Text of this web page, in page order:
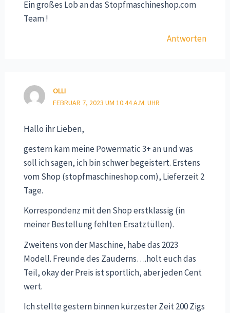
Ein großes Lob an das Stopfmaschineshop.com
Team !
Antworten
OLLI
FEBRUAR 7, 2023 UM 10:44 A.M. UHR
Hallo ihr Lieben,
gestern kam meine Powermatic 3+ an und was
soll ich sagen, ich bin schwer begeistert. Erstens
vom Shop (stopfmaschineshop.com), Lieferzeit 2
Tage.
Korrespondenz mit den Shop erstklassig (in
meiner Bestellung fehlten Ersatztüllen).
Zweitens von der Maschine, habe das 2023
Modell. Freunde des Zauderns….holt euch das
Teil, okay der Preis ist sportlich, aber jeden Cent
wert.
Ich stellte gestern binnen kürzester Zeit 200 Zigs